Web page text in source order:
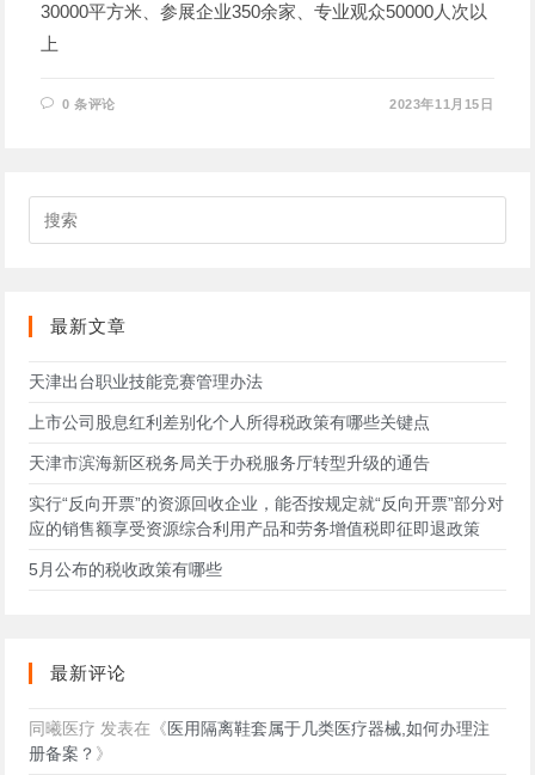
30000平方米、参展企业350余家、专业观众50000人次以
上
0 条评论 2023年11月15日
最新文章
天津出台职业技能竞赛管理办法
上市公司股息红利差别化个人所得税政策有哪些关键点
天津市滨海新区税务局关于办税服务厅转型升级的通告
实行“反向开票”的资源回收企业，能否按规定就“反向开票”部分对
应的销售额享受资源综合利用产品和劳务增值税即征即退政策
5月公布的税收政策有哪些
最新评论
同曦医疗 发表在《医用隔离鞋套属于几类医疗器械,如何办理注
册备案？ 》